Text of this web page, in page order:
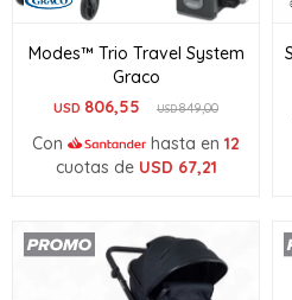
Modes™ Trio Travel System
Graco
USD 806,55 USD849,00
Con hasta en 12
cuotas de USD 67,21